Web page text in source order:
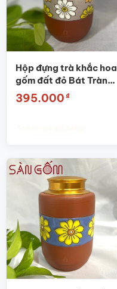
Hộp đựng trà khắc hoa
gốm đất đỏ Bát Tràng
SG-BĐT45
395.000 ₫